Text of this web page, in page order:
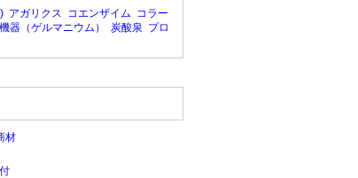
アガリクス コエンザイム コラー
器（ゲルマニウム） 炭酸泉 プロ
材